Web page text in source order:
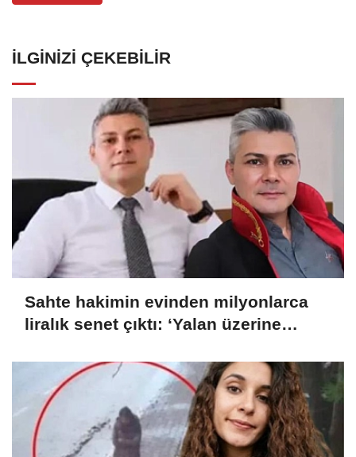
İLGINIZI ÇEKEBILIR
Sahte hakimin evinden milyonlarca
liralık senet çıktı: ‘Yalan üzerine